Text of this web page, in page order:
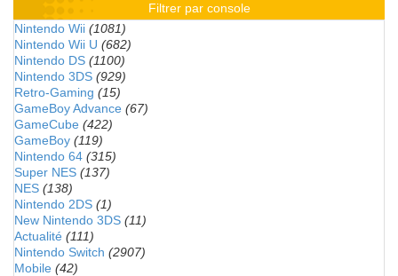
Filtrer par console
Nintendo Wii (1081)
Nintendo Wii U (682)
Nintendo DS (1100)
Nintendo 3DS (929)
Retro-Gaming (15)
GameBoy Advance (67)
GameCube (422)
GameBoy (119)
Nintendo 64 (315)
Super NES (137)
NES (138)
Nintendo 2DS (1)
New Nintendo 3DS (11)
Actualité (111)
Nintendo Switch (2907)
Mobile (42)